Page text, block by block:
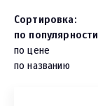
Сортировка:
по популярности
по цене
по названию